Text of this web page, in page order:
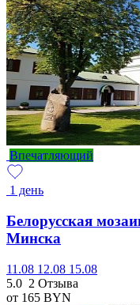
Впечатляющий
1 день
Белорусская
Минска
11.08 12.08 15.08
5.0 2 Отзыва
от 165 BYN